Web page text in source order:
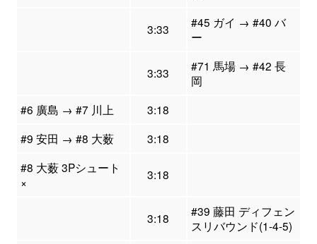
3:33
#45 ガイ → #40 バ
ー
3:33
#71 馬場 → #42 長
岡
#6 廣島 → #7 川上
3:18
#9 安田 → #8 大薮
3:18
#8 大薮 3Pシュート
×
3:18
3:18
#39 藤田 ディフェン
スリバウンド(1-4-5)